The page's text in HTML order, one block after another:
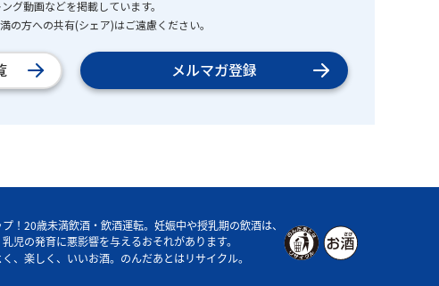
グ動画などを掲載しています。
方への共有(シェア)はご遠慮ください。
メルマガ登録